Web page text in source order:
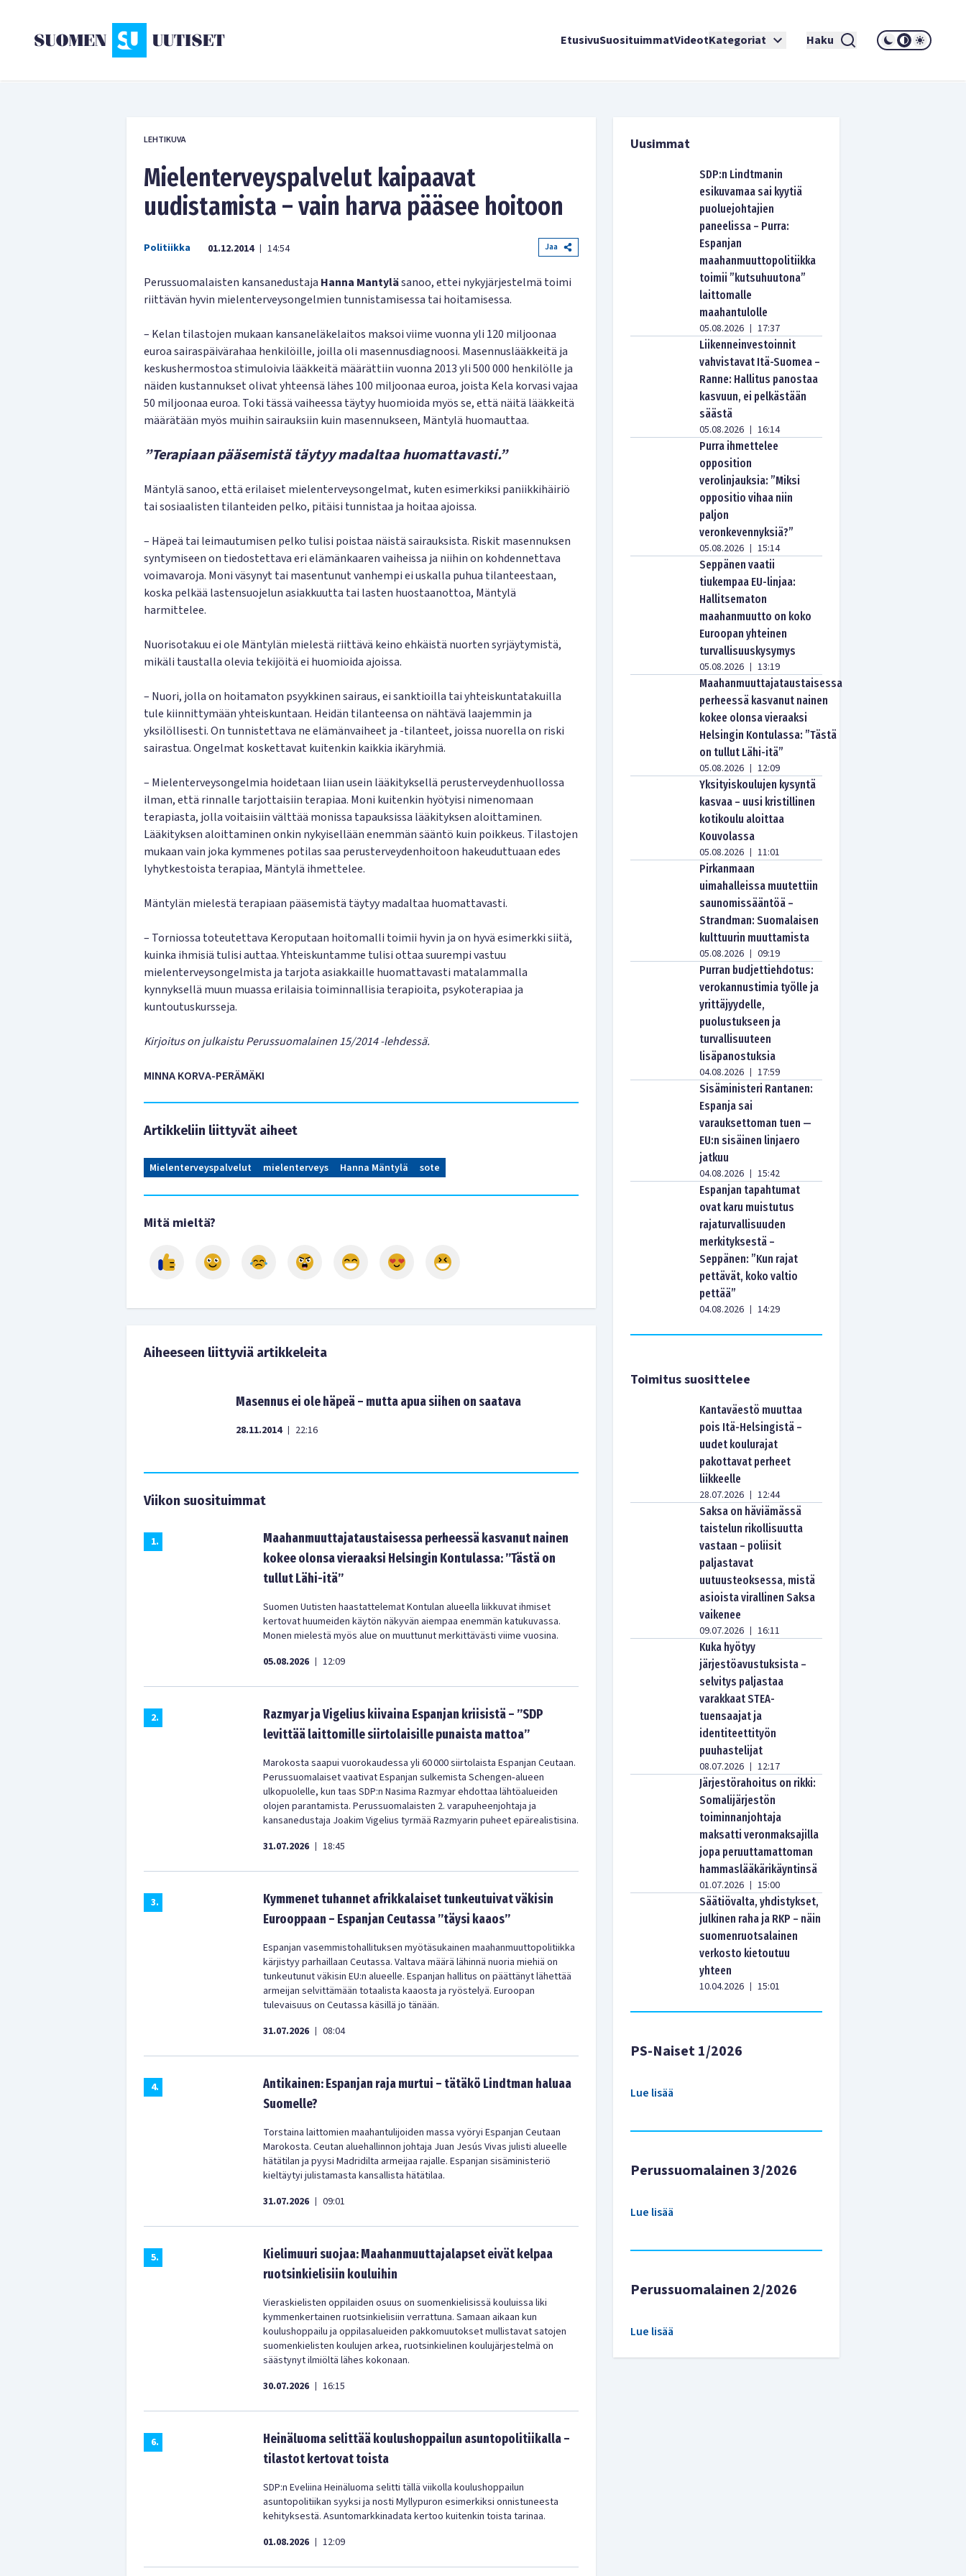
EtusivuSuosituimmatVideotKategoriat Haku
LEHTIKUVA
Mielenterveyspalvelut kaipaavat
uudistamista – vain harva pääsee hoitoon
Politiikka 01.12.2014 | 14:54 Jaa
Perussuomalaisten kansanedustaja Hanna Mantyläsanoo, ettei nykyjärjestelmä toimi
riittävän hyvin mielenterveysongelmien tunnistamisessa tai hoitamisessa.
– Kelan tilastojen mukaan kansaneläkelaitos maksoi viime vuonna yli 120 miljoonaa
euroa sairaspäivärahaa henkilöille, joilla oli masennusdiagnoosi. Masennuslääkkeitä ja
keskushermostoa stimuloivia lääkkeitä määrättiin vuonna 2013 yli 500 000 henkilölle ja
näiden kustannukset olivat yhteensä lähes 100 miljoonaa euroa, joista Kela korvasi vajaa
50 miljoonaa euroa. Toki tässä vaiheessa täytyy huomioida myös se, että näitä lääkkeitä
määrätään myös muihin sairauksiin kuin masennukseen, Mäntylä huomauttaa.
”Terapiaan pääsemistä täytyy madaltaa huomattavasti.”
Mäntylä sanoo, että erilaiset mielenterveysongelmat, kuten esimerkiksi paniikkihäiriö
tai sosiaalisten tilanteiden pelko, pitäisi tunnistaa ja hoitaa ajoissa.
– Häpeä tai leimautumisen pelko tulisi poistaa näistä sairauksista. Riskit masennuksen
syntymiseen on tiedostettava eri elämänkaaren vaiheissa ja niihin on kohdennettava
voimavaroja. Moni väsynyt tai masentunut vanhempi ei uskalla puhua tilanteestaan,
koska pelkää lastensuojelun asiakkuutta tai lasten huostaanottoa, Mäntylä
harmittelee.
Nuorisotakuu ei ole Mäntylän mielestä riittävä keino ehkäistä nuorten syrjäytymistä,
mikäli taustalla olevia tekijöitä ei huomioida ajoissa.
– Nuori, jolla on hoitamaton psyykkinen sairaus, ei sanktioilla tai yhteiskuntatakuilla
tule kiinnittymään yhteiskuntaan. Heidän tilanteensa on nähtävä laajemmin ja
yksilöllisesti. On tunnistettava ne elämänvaiheet ja -tilanteet, joissa nuorella on riski
sairastua. Ongelmat koskettavat kuitenkin kaikkia ikäryhmiä.
– Mielenterveysongelmia hoidetaan liian usein lääkityksellä perusterveydenhuollossa
ilman, että rinnalle tarjottaisiin terapiaa. Moni kuitenkin hyötyisi nimenomaan
terapiasta, jolla voitaisiin välttää monissa tapauksissa lääkityksen aloittaminen.
Lääkityksen aloittaminen onkin nykyisellään enemmän sääntö kuin poikkeus. Tilastojen
mukaan vain joka kymmenes potilas saa perusterveydenhoitoon hakeuduttuaan edes
lyhytkestoista terapiaa, Mäntylä ihmettelee.
Mäntylän mielestä terapiaan pääsemistä täytyy madaltaa huomattavasti.
– Torniossa toteutettava Keroputaan hoitomalli toimii hyvin ja on hyvä esimerkki siitä,
kuinka ihmisiä tulisi auttaa. Yhteiskuntamme tulisi ottaa suurempi vastuu
mielenterveysongelmista ja tarjota asiakkaille huomattavasti matalammalla
kynnyksellä muun muassa erilaisia toiminnallisia terapioita, psykoterapiaa ja
kuntoutuskursseja.
Kirjoitus on julkaistu Perussuomalainen 15/2014 -lehdessä.
MINNA KORVA-PERÄMÄKI
Artikkeliin liittyvät aiheet
Mielenterveyspalvelut mielenterveys Hanna Mäntylä sote
Mitä mieltä?
Aiheeseen liittyviä artikkeleita
Masennus ei ole häpeä – mutta apua siihen on saatava
28.11.2014 | 22:16
Viikon suosituimmat
1.
Maahanmuuttajataustaisessa perheessä kasvanut nainen
kokee olonsa vieraaksi Helsingin Kontulassa: ”Tästä on
tullut Lähi-itä”
Suomen Uutisten haastattelemat Kontulan alueella liikkuvat ihmiset
kertovat huumeiden käytön näkyvän aiempaa enemmän katukuvassa.
Monen mielestä myös alue on muuttunut merkittävästi viime vuosina.
05.08.2026 | 12:09
2.
Razmyar ja Vigelius kiivaina Espanjan kriisistä – ”SDP
levittää laittomille siirtolaisille punaista mattoa”
Marokosta saapui vuorokaudessa yli 60 000 siirtolaista Espanjan Ceutaan.
Perussuomalaiset vaativat Espanjan sulkemista Schengen‑alueen
ulkopuolelle, kun taas SDP:n Nasima Razmyar ehdottaa lähtöalueiden
olojen parantamista. Perussuomalaisten 2. varapuheenjohtaja ja
kansanedustaja Joakim Vigelius tyrmää Razmyarin puheet epärealistisina.
31.07.2026 | 18:45
3.
Kymmenet tuhannet afrikkalaiset tunkeutuivat väkisin
Eurooppaan – Espanjan Ceutassa ”täysi kaaos”
Espanjan vasemmistohallituksen myötäsukainen maahanmuuttopolitiikka
kärjistyy parhaillaan Ceutassa. Valtava määrä lähinnä nuoria miehiä on
tunkeutunut väkisin EU:n alueelle. Espanjan hallitus on päättänyt lähettää
armeijan selvittämään totaalista kaaosta ja ryöstelyä. Euroopan
tulevaisuus on Ceutassa käsillä jo tänään.
31.07.2026 | 08:04
4.
Antikainen: Espanjan raja murtui – tätäkö Lindtman haluaa
Suomelle?
Torstaina laittomien maahantulijoiden massa vyöryi Espanjan Ceutaan
Marokosta. Ceutan aluehallinnon johtaja Juan Jesús Vivas julisti alueelle
hätätilan ja pyysi Madridilta armeijaa rajalle. Espanjan sisäministeriö
kieltäytyi julistamasta kansallista hätätilaa.
31.07.2026 | 09:01
5.
Kielimuuri suojaa: Maahanmuuttajalapset eivät kelpaa
ruotsinkielisiin kouluihin
Vieraskielisten oppilaiden osuus on suomenkielisissä kouluissa liki
kymmenkertainen ruotsinkielisiin verrattuna. Samaan aikaan kun
koulushoppailu ja oppilasalueiden pakkomuutokset mullistavat satojen
suomenkielisten koulujen arkea, ruotsinkielinen koulujärjestelmä on
säästynyt ilmiöltä lähes kokonaan.
30.07.2026 | 16:15
6.
Heinäluoma selittää koulushoppailun asuntopolitiikalla –
tilastot kertovat toista
SDP:n Eveliina Heinäluoma selitti tällä viikolla koulushoppailun
asuntopolitiikan syyksi ja nosti Myllypuron esimerkiksi onnistuneesta
kehityksestä. Asuntomarkkinadata kertoo kuitenkin toista tarinaa.
01.08.2026 | 12:09
Uusimmat
SDP:n Lindtmanin
esikuvamaa sai kyytiä
puoluejohtajien
paneelissa – Purra:
Espanjan
maahanmuuttopolitiikka
toimii ”kutsuhuutona”
laittomalle
maahantulolle
05.08.2026 | 17:37
Liikenneinvestoinnit
vahvistavat Itä-Suomea –
Ranne: Hallitus panostaa
kasvuun, ei pelkästään
säästä
05.08.2026 | 16:14
Purra ihmettelee
opposition
verolinjauksia: ”Miksi
oppositio vihaa niin
paljon
veronkevennyksiä?”
05.08.2026 | 15:14
Seppänen vaatii
tiukempaa EU-linjaa:
Hallitsematon
maahanmuutto on koko
Euroopan yhteinen
turvallisuuskysymys
05.08.2026 | 13:19
Maahanmuuttajataustaisessa
perheessä kasvanut nainen
kokee olonsa vieraaksi
Helsingin Kontulassa: ”Tästä
on tullut Lähi-itä”
05.08.2026 | 12:09
Yksityiskoulujen kysyntä
kasvaa – uusi kristillinen
kotikoulu aloittaa
Kouvolassa
05.08.2026 | 11:01
Pirkanmaan
uimahalleissa muutettiin
saunomissääntöä –
Strandman: Suomalaisen
kulttuurin muuttamista
05.08.2026 | 09:19
Purran budjettiehdotus:
verokannustimia työlle ja
yrittäjyydelle,
puolustukseen ja
turvallisuuteen
lisäpanostuksia
04.08.2026 | 17:59
Sisäministeri Rantanen:
Espanja sai
varauksettoman tuen —
EU:n sisäinen linjaero
jatkuu
04.08.2026 | 15:42
Espanjan tapahtumat
ovat karu muistutus
rajaturvallisuuden
merkityksestä –
Seppänen: ”Kun rajat
pettävät, koko valtio
pettää”
04.08.2026 | 14:29
Toimitus suosittelee
Kantaväestö muuttaa
pois Itä-Helsingistä –
uudet koulurajat
pakottavat perheet
liikkeelle
28.07.2026 | 12:44
Saksa on häviämässä
taistelun rikollisuutta
vastaan – poliisit
paljastavat
uutuusteoksessa, mistä
asioista virallinen Saksa
vaikenee
09.07.2026 | 16:11
Kuka hyötyy
järjestöavustuksista –
selvitys paljastaa
varakkaat STEA-
tuensaajat ja
identiteettityön
puuhastelijat
08.07.2026 | 12:17
Järjestörahoitus on rikki:
Somalijärjestön
toiminnanjohtaja
maksatti veronmaksajilla
jopa peruuttamattoman
hammaslääkärikäyntinsä
01.07.2026 | 15:00
Säätiövalta, yhdistykset,
julkinen raha ja RKP – näin
suomenruotsalainen
verkosto kietoutuu
yhteen
10.04.2026 | 15:01
PS-Naiset 1/2026
Lue lisää
Perussuomalainen 3/2026
Lue lisää
Perussuomalainen 2/2026
Lue lisää